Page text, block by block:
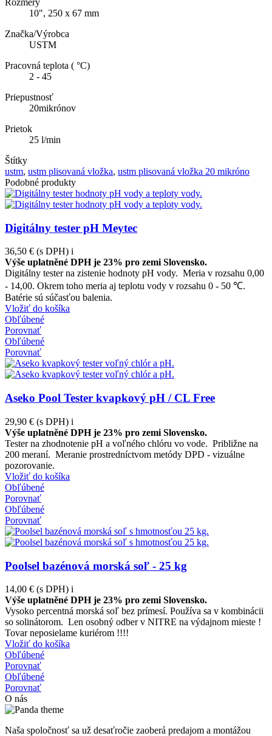
Rozmery
10", 250 x 67 mm
Značka/Výrobca
USTM
Pracovná teplota ( °C)
2 - 45
Priepustnosť
20mikrónov
Prietok
25 l/min
Štítky
ustm, ustm plisovaná vložka, ustm plisovaná vložka 20 mikróno
Podobné produkty
Digitálny tester pH Meytec
36,50 € (s DPH) i
Výše uplatněné DPH je 23% pro zemi Slovensko.
Digitálny tester na zistenie hodnoty pH vody. Meria v rozsahu 0,00
- 14,00. Okrem toho meria aj teplotu vody v rozsahu 0 - 50 ℃.
Batérie sú súčasťou balenia.
Vložiť do košíka
Obľúbené
Porovnať
Obľúbené
Porovnať
Aseko Pool Tester kvapkový pH / CL Free
29,90 € (s DPH) i
Výše uplatněné DPH je 23% pro zemi Slovensko.
Tester na zhodnotenie pH a voľného chlóru vo vode. Približne na
200 meraní. Meranie prostredníctvom metódy DPD - vizuálne
pozorovanie.
Vložiť do košíka
Obľúbené
Porovnať
Obľúbené
Porovnať
Poolsel bazénová morská soľ - 25 kg
14,00 € (s DPH) i
Výše uplatněné DPH je 23% pro zemi Slovensko.
Vysoko percentná morská soľ bez prímesí. Používa sa v kombinácii
so solinátorom. Len osobný odber v NITRE na výdajnom mieste !
Tovar neposielame kuriérom !!!!
Vložiť do košíka
Obľúbené
Porovnať
Obľúbené
Porovnať
O nás
Naša spoločnosť sa už desaťročie zaoberá predajom a montážou